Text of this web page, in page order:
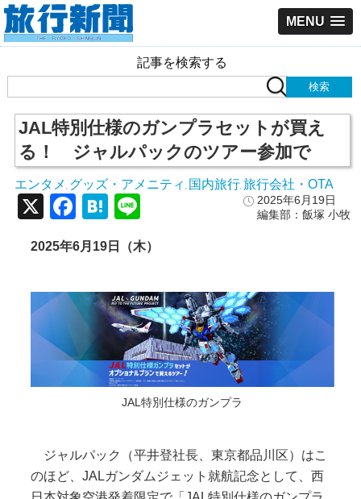
MENU
記事を検索する
JAL特別仕様のガンプラセットが買え
る！ ジャルパックのツアー参加で
エンタメ グッズ・アメニティ 国内旅行 旅行会社・OTA
2025年6月19日
編集部：飯塚 小牧
X Facebook
Hatena
2025年6月19日（木）
JAL特別仕様のガンプラ
ジャルパック（平井登社長、東京都品川区）はこ
のほど、JALガンダムジェット就航記念として、西